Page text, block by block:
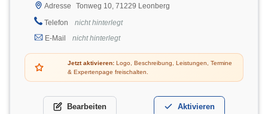
Adresse
Tonweg 10, 71229 Leonberg
Telefon
nicht hinterlegt
E-Mail
nicht hinterlegt
Jetzt aktivieren: Logo, Beschreibung, Leistungen, Termine
& Expertenpage freischalten.
Bearbeiten Aktivieren